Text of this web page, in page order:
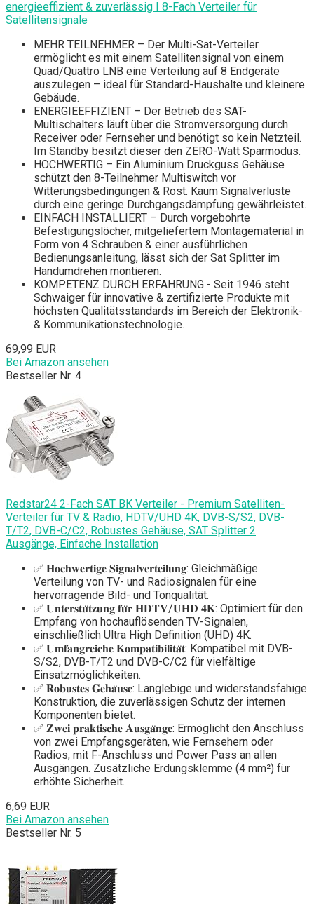
energieeffizient & zuverlässig I 8-Fach Verteiler für
Satellitensignale
MEHR TEILNEHMER – Der Multi-Sat-Verteiler
ermöglicht es mit einem Satellitensignal von einem
Quad/Quattro LNB eine Verteilung auf 8 Endgeräte
auszulegen – ideal für Standard-Haushalte und kleinere
Gebäude.
ENERGIEEFFIZIENT – Der Betrieb des SAT-
Multischalters läuft über die Stromversorgung durch
Receiver oder Fernseher und benötigt so kein Netzteil.
Im Standby besitzt dieser den ZERO-Watt Sparmodus.
HOCHWERTIG – Ein Aluminium Druckguss Gehäuse
schützt den 8-Teilnehmer Multiswitch vor
Witterungsbedingungen & Rost. Kaum Signalverluste
durch eine geringe Durchgangsdämpfung gewährleistet.
EINFACH INSTALLIERT – Durch vorgebohrte
Befestigungslöcher, mitgeliefertem Montagematerial in
Form von 4 Schrauben & einer ausführlichen
Bedienungsanleitung, lässt sich der Sat Splitter im
Handumdrehen montieren.
KOMPETENZ DURCH ERFAHRUNG - Seit 1946 steht
Schwaiger für innovative & zertifizierte Produkte mit
höchsten Qualitätsstandards im Bereich der Elektronik-
& Kommunikationstechnologie.
69,99 EUR
Bei Amazon ansehen
Bestseller Nr. 4
Redstar24 2-Fach SAT BK Verteiler - Premium Satelliten-
Verteiler für TV & Radio, HDTV/UHD 4K, DVB-S/S2, DVB-
T/T2, DVB-C/C2, Robustes Gehäuse, SAT Splitter 2
Ausgänge, Einfache Installation
✅ 𝐇𝐨𝐜𝐡𝐰𝐞𝐫𝐭𝐢𝐠𝐞 𝐒𝐢𝐠𝐧𝐚𝐥𝐯𝐞𝐫𝐭𝐞𝐢𝐥𝐮𝐧𝐠: Gleichmäßige
Verteilung von TV- und Radiosignalen für eine
hervorragende Bild- und Tonqualität.
✅ 𝐔𝐧𝐭𝐞𝐫𝐬𝐭𝐮̈𝐭𝐳𝐮𝐧𝐠 𝐟𝐮̈𝐫 𝐇𝐃𝐓𝐕/𝐔𝐇𝐃 𝟒𝐊: Optimiert für den
Empfang von hochauflösenden TV-Signalen,
einschließlich Ultra High Definition (UHD) 4K.
✅ 𝐔𝐦𝐟𝐚𝐧𝐠𝐫𝐞𝐢𝐜𝐡𝐞 𝐊𝐨𝐦𝐩𝐚𝐭𝐢𝐛𝐢𝐥𝐢𝐭𝐚̈𝐭: Kompatibel mit DVB-
S/S2, DVB-T/T2 und DVB-C/C2 für vielfältige
Einsatzmöglichkeiten.
✅ 𝐑𝐨𝐛𝐮𝐬𝐭𝐞𝐬 𝐆𝐞𝐡𝐚̈𝐮𝐬𝐞: Langlebige und widerstandsfähige
Konstruktion, die zuverlässigen Schutz der internen
Komponenten bietet.
✅ 𝐙𝐰𝐞𝐢 𝐩𝐫𝐚𝐤𝐭𝐢𝐬𝐜𝐡𝐞 𝐀𝐮𝐬𝐠𝐚̈𝐧𝐠𝐞: Ermöglicht den Anschluss
von zwei Empfangsgeräten, wie Fernsehern oder
Radios, mit F-Anschluss und Power Pass an allen
Ausgängen. Zusätzliche Erdungsklemme (4 mm²) für
erhöhte Sicherheit.
6,69 EUR
Bei Amazon ansehen
Bestseller Nr. 5